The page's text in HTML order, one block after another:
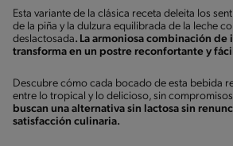
Esta variante de la clásica receta deleita los
de la piña y la dulzura equilibrada de la leche
deslactosada. La armoniosa combinación
transforma en un postre reconfortante y
Descubre cómo cada bocado de esta bebida
entre lo tropical y lo delicioso, sin
buscan una alternativa sin lactosa sin
satisfacción culinaria.